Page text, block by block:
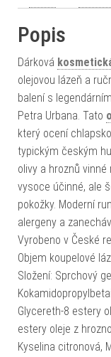
Popis
Dárková
olejovou lázeň a
balení s
Petra Urbana. Tato
který ocení
typickým českým
olivy a hroznů
vysoce účinné, ale
pokožky. Moderní
alergeny a
Vyrobeno v České
Objem koupelové
Složení: Sprchový
Glycereth-8 estery
estery oleje z
Kyselina citronová,